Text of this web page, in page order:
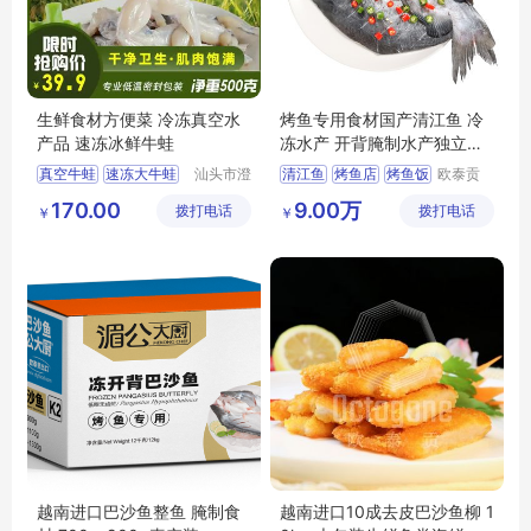
生鲜食材方便菜 冷冻真空水
产品 速冻冰鲜牛蛙
真空牛蛙 速冻大牛蛙
海鲜水产品
汕头市澄
水产有限
￥ 170.00 拨打电话
烤鱼专用食材国产清江鱼 冷
冻水产 开背腌制水产独立包
装
清江鱼 烤鱼店 烤鱼饭
烤鱼爆品
欧泰贡
食品有限
￥ 9.00万 拨打电话
越南进口巴沙鱼整鱼 腌制食
越南进口10成去皮巴沙鱼柳 1